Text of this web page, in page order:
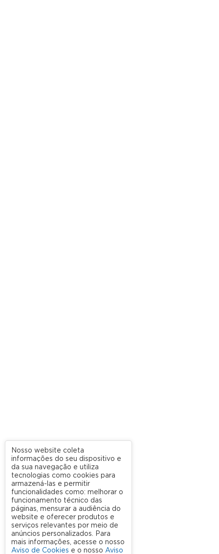
Nosso website coleta
informações do seu dispositivo e
da sua navegação e utiliza
tecnologias como cookies para
armazená-las e permitir
funcionalidades como: melhorar o
funcionamento técnico das
páginas, mensurar a audiência do
website e oferecer produtos e
serviços relevantes por meio de
anúncios personalizados. Para
mais informações, acesse o nosso
Aviso de Cookies e o nosso Aviso